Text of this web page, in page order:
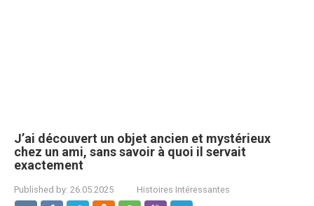
J’ai découvert un objet ancien et mystérieux
chez un ami, sans savoir à quoi il servait
exactement
Published by: 26.05.2025 Histoires Intéressantes